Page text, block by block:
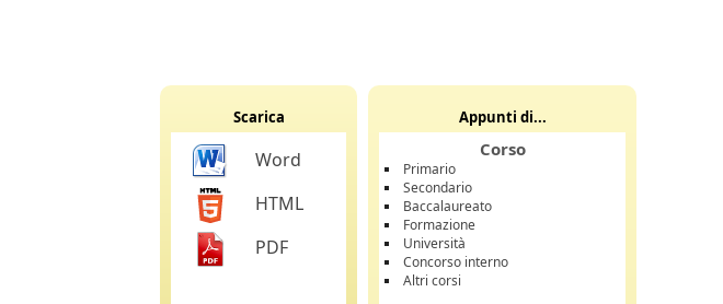
Scarica
Word
HTML
PDF
Appunti di...
Corso
Primario
Secondario
Baccalaureato
Formazione
Università
Concorso interno
Altri corsi